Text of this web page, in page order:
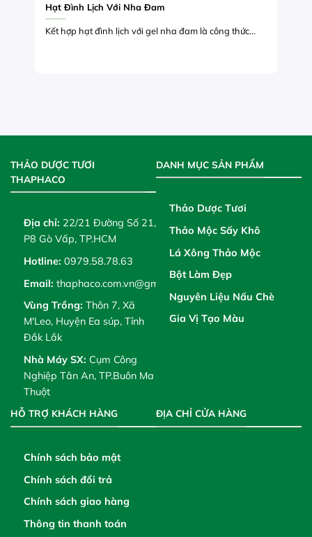
Hạt Đình Lịch Với Nha Đam
Kết hợp hạt đình lịch với gel nha đam là công thức...
THẢO DƯỢC TƯƠI
THAPHACO
Địa chỉ: 22/21 Đường Số 21,
P8 Gò Vấp, TP.HCM
Hotline: 0979.58.78.63
Email: thaphaco.com.vn@gmail.com
Vùng Trồng: Thôn 7, Xã
M'Leo, Huyện Ea súp, Tỉnh
Đắk Lắk
Nhà Máy SX: Cụm Công
Nghiệp Tân An, TP.Buôn Ma
Thuột
DANH MỤC SẢN PHẨM
Thảo Dược Tươi
Thảo Mộc Sấy Khô
Lá Xông Thảo Mộc
Bột Làm Đẹp
Nguyên Liệu Nấu Chè
Gia Vị Tạo Màu
HỖ TRỢ KHÁCH HÀNG
Chính sách bảo mật
Chính sách đổi trả
Chính sách giao hàng
Thông tin thanh toán
ĐỊA CHỈ CỬA HÀNG